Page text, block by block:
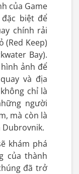
của Game
biệt để
chính rải
(Red Keep)
Bay).
ảnh để
và địa
chỉ là
người
mà còn là
khám phá
của thành
đã trở